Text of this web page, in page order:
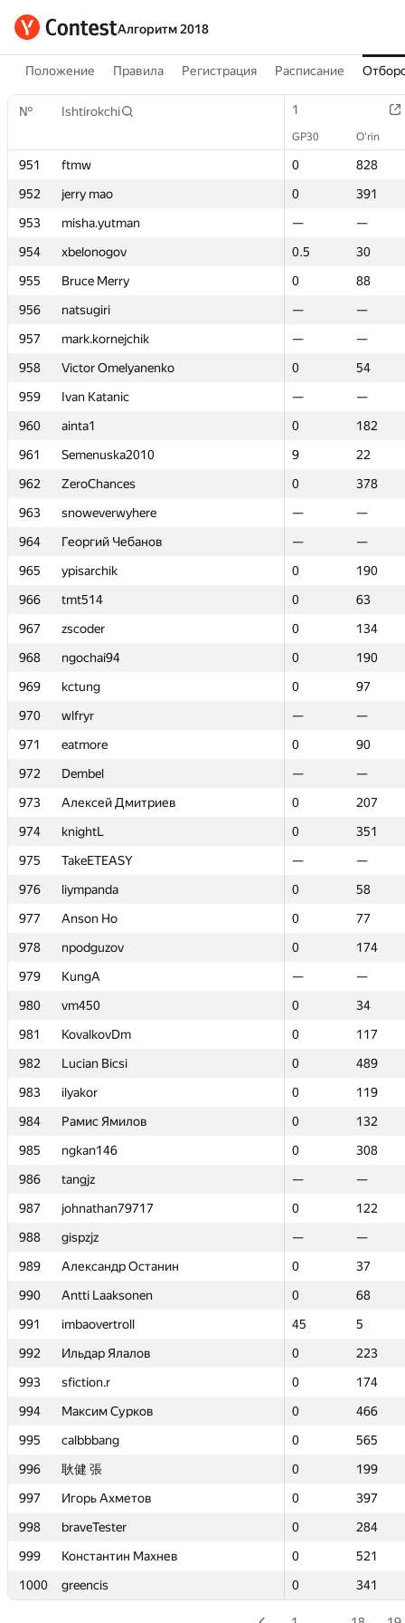
Алгоритм 2018
Положение Правила Регистрация Расписание
№ Ishtirokchi 1
GP30 O‘rin
951 ftmw 0
828
952
jerry mao 0
391
953
misha.yutman —
—
954
xbelonogov 0.5
30
955
Bruce Merry 0
88
956
natsugiri —
—
957
mark.kornejchik —
—
958
Victor Omelyanenko 0
54
959
Ivan Katanic —
—
960
ainta1 0
182
961
Semenuska2010 9
22
962
ZeroChances 0
378
963
snoweverwyhere —
—
964
Георгий Чебанов —
—
965
ypisarchik 0
190
966
tmt514 0
63
967
zscoder 0
134
968
ngochai94 0
190
969
kctung 0
97
970
wlfryr —
—
971
eatmore 0
90
972
Dembel —
—
973
Алексей Дмитриев 0
207
974
knightL 0
351
975
TakeETEASY —
—
976
liympanda 0
58
977
Anson Ho 0
77
978
npodguzov 0
174
979
KungA —
—
980
vm450 0
34
981
KovalkovDm 0
117
982
Lucian Bicsi 0
489
983
ilyakor 0
119
984
Рамис Ямилов 0
132
985
ngkan146 0
308
986
tangjz —
—
987
johnathan79717 0
122
988
gispzjz —
—
989
Александр Останин 0
37
990
Antti Laaksonen 0
68
991
imbaovertroll 45
5
992
Ильдар Ялалов 0
223
993
sfiction.r 0
174
994
Максим Сурков 0
466
995
calbbbang 0
565
996
耿健 張 0
199
997
Игорь Ахметов 0
397
998
braveTester 0
284
999
Константин Махнев 0
521
1000
greencis 0 341
№ Ishtirokchi 1
GP30 O‘rin
951 ftmw 0
828
952
jerry mao 0
391
953
misha.yutman —
—
954
xbelonogov 0.5
30
955
Bruce Merry 0
88
956
natsugiri —
—
957
mark.kornejchik —
—
958
Victor Omelyanenko 0
54
959
Ivan Katanic —
—
960
ainta1 0
182
961
Semenuska2010 9
22
962
ZeroChances 0
378
963
snoweverwyhere —
—
964
Георгий Чебанов —
—
965
ypisarchik 0
190
966
tmt514 0
63
967
zscoder 0
134
968
ngochai94 0
190
969
kctung 0
97
970
wlfryr —
—
971
eatmore 0
90
972
Dembel —
—
973
Алексей Дмитриев 0
207
974
knightL 0
351
975
TakeETEASY —
—
976
liympanda 0
58
977
Anson Ho 0
77
978
npodguzov 0
174
979
KungA —
—
980
vm450 0
34
981
KovalkovDm 0
117
982
Lucian Bicsi 0
489
983
ilyakor 0
119
984
Рамис Ямилов 0
132
985
ngkan146 0
308
986
tangjz —
—
987
johnathan79717 0
122
988
gispzjz —
—
989
Александр Останин 0
37
990
Antti Laaksonen 0
68
991
imbaovertroll 45
5
992
Ильдар Ялалов 0
223
993
sfiction.r 0
174
994
Максим Сурков 0
466
995
calbbbang 0
565
996
耿健 張 0
199
997
Игорь Ахметов 0
397
998
braveTester 0
284
999
Константин Махнев 0
521
1000
greencis 0 341